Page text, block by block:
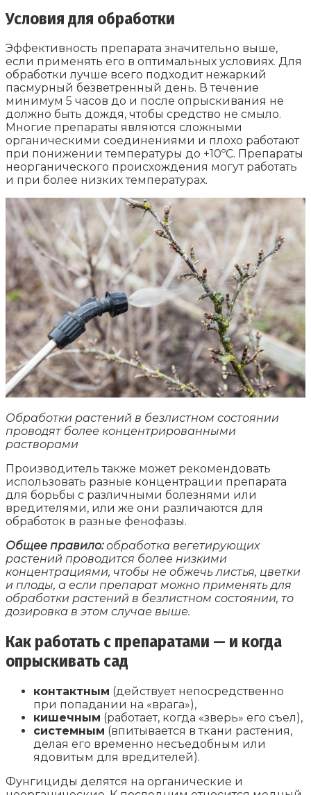
Условия для обработки
Эффективность препарата значительно выше,
если применять его в оптимальных условиях. Для
обработки лучше всего подходит нежаркий
пасмурный безветренный день. В течение
минимум 5 часов до и после опрыскивания не
должно быть дождя, чтобы средство не смыло.
Многие препараты являются сложными
органическими соединениями и плохо работают
при понижении температуры до +10ºС. Препараты
неорганического происхождения могут работать
и при более низких температурах.
Обработки растений в безлистном состоянии
проводят более концентрированными
растворами
Производитель также может рекомендовать
использовать разные концентрации препарата
для борьбы с различными болезнями или
вредителями, или же они различаются для
обработок в разные фенофазы.
Общее правило:обработка вегетирующих
растений проводится более низкими
концентрациями, чтобы не обжечь листья, цветки
и плоды, а если препарат можно применять для
обработки растений в безлистном состоянии, то
дозировка в этом случае выше.
Как работать с препаратами — и когда
опрыскивать сад
контактным (действует непосредственно
при попадании на «врага»),
кишечным (работает, когда «зверь» его съел),
системным (впитывается в ткани растения,
делая его временно несъедобным или
ядовитым для вредителей).
Фунгициды делятся на органические и